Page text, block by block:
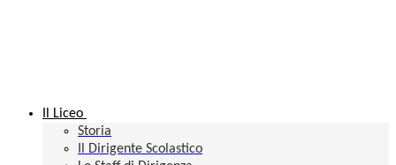
Il Liceo
Storia
Il Dirigente Scolastico